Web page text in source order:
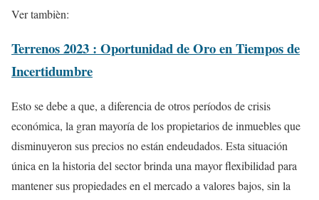
Ver tambièn:
Terrenos 2023 : Oportunidad de Oro en Tiempos de
Incertidumbre
Esto se debe a que, a diferencia de otros períodos de crisis
económica, la gran mayoría de los propietarios de inmuebles que
disminuyeron sus precios no están endeudados. Esta situación
única en la historia del sector brinda una mayor flexibilidad para
mantener sus propiedades en el mercado a valores bajos, sin la